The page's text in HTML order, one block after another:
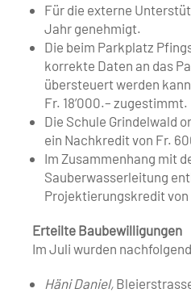
Für die externe
Jahr genehmigt.
Die beim Parkplatz
korrekte Daten an das
übersteuert werden
Fr. 18’000.– zugestimmt.
Die Schule Grindelwald
ein Nachkredit von Fr.
Im Zusammenhang mit
Sauberwasserleitung
Projektierungskredit von
Erteilte Baubewilligungen
Im Juli wurden
Häni Daniel,